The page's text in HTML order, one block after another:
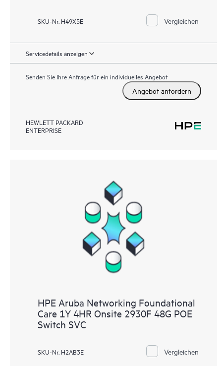
SKU-Nr. H49X5E Vergleichen
Servicedetails anzeigen
Senden Sie Ihre Anfrage für ein individuelles Angebot
Angebot anfordern
HEWLETT PACKARD
ENTERPRISE
HPE Aruba Networking Foundational
Care 1Y 4HR Onsite 2930F 48G POE
Switch SVC
SKU-Nr. H2AB3E Vergleichen